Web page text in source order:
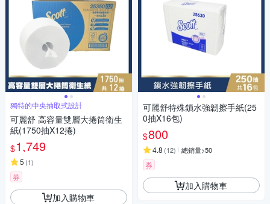
獨特的中央抽取式設計
可麗舒 高容量雙層大捲筒衛生
紙(1750抽X12捲)
$1,749
5 (1)
券
加入購物車
可麗舒特殊鎖水強韌擦手紙(25
0抽X16包)
$800
4.8 (12) 總銷量>50
券
加入購物車